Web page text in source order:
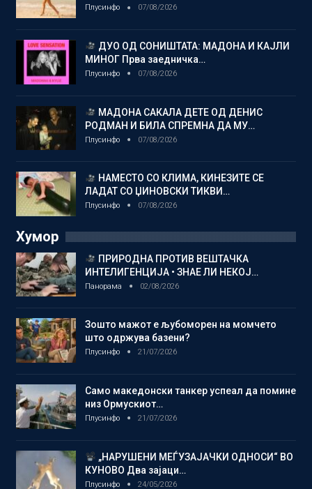
Плусинфо 07/08/2026
ДУО ОД СОНИШТАТА: МАДОНА И КАЈЛИ
МИНОГ Прва заедничка…
Плусинфо 07/08/2026
МАДОНА САКАЛА ДЕТЕ ОД ДЕНИС
РОДМАН И БИЛА СПРЕМНА ДА МУ…
Плусинфо 07/08/2026
НАМЕСТО СО КЛИМА, КИНЕЗИТЕ СЕ
ЛАДАТ СО ЏИНОВСКИ ТИКВИ…
Плусинфо 07/08/2026
Хумор
ПРИРОДНА ПРОТИВ ВЕШТАЧКА
ИНТЕЛИГЕНЦИЈА • ЗНАЕ ЛИ НЕКОЈ…
Панорама 02/08/2026
Зошто мажот е љубоморен на момчето
што одржува базени?
Плусинфо 21/07/2026
Само македонски танкер успеал да помине
низ Ормускиот…
Плусинфо 21/07/2026
„НАРУШЕНИ МЕЃУЗАЈАЧКИ ОДНОСИ“ ВО
КУНОВО Два зајаци…
Плусинфо 24/05/2026